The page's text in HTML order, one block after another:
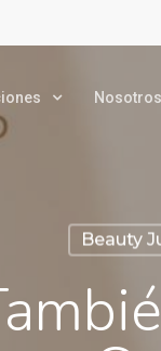
Nosotros
Beauty